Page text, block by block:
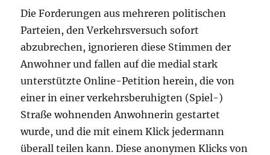
Die Forderungen aus mehreren politischen
Parteien, den Verkehrsversuch sofort
abzubrechen, ignorieren diese Stimmen der
Anwohner und fallen auf die medial stark
unterstützte Online-Petition herein, die von
einer in einer verkehrsberuhigten (Spiel-)
Straße wohnenden Anwohnerin gestartet
wurde, und die mit einem Klick jedermann
überall teilen kann. Diese anonymen Klicks von